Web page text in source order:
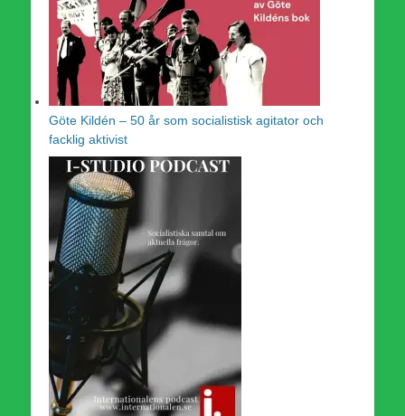
Göte Kildén – 50 år som socialistisk agitator och
facklig aktivist